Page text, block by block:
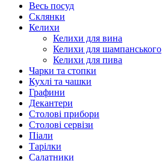
Весь посуд
Склянки
Келихи
Келихи для вина
Келихи для шампанського
Келихи для пива
Чарки та стопки
Кухлі та чашки
Графини
Декантери
Столові прибори
Столові сервізи
Піали
Тарілки
Салатники